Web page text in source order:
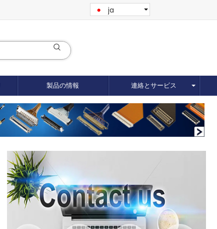
ja
製品の情報 連絡とサービス